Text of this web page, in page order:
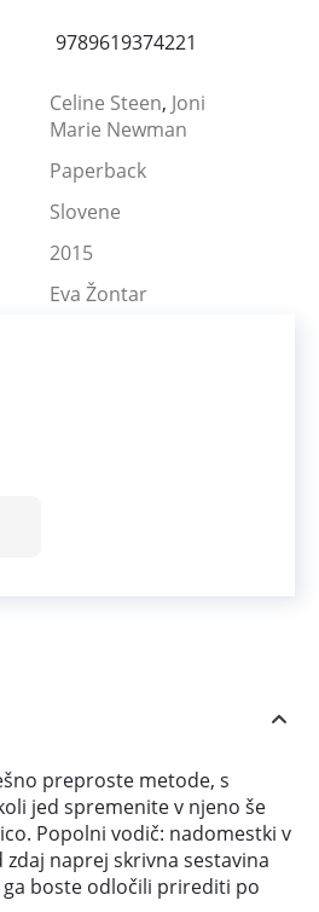
9789619374221
Celine Steen, Joni
Marie Newman
Paperback
Slovene
2015
Eva Žontar
preproste metode, s
jed spremenite v njeno še
Popolni vodič: nadomestki v
naprej skrivna sestavina
ga boste odločili prirediti po